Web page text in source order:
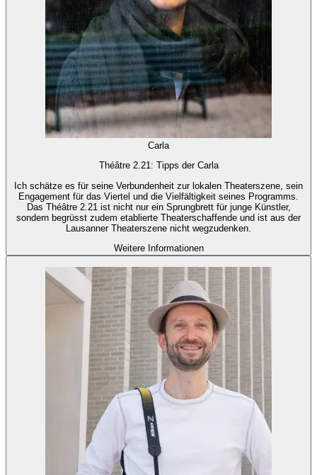
Carla
Théâtre 2.21: Tipps der Carla
Ich schätze es für seine Verbundenheit zur lokalen Theaterszene, sein
Engagement für das Viertel und die Vielfältigkeit seines Programms.
Das Théâtre 2.21 ist nicht nur ein Sprungbrett für junge Künstler,
sondern begrüsst zudem etablierte Theaterschaffende und ist aus der
Lausanner Theaterszene nicht wegzudenken.
Weitere Informationen